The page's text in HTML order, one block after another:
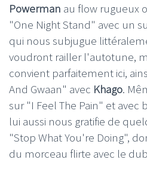
Powerman au flow rugueux
"One Night Stand" avec un
qui nous subjugue
voudront railler l'autotune,
convient parfaitement ici,
And Gwaan" avec Khago.
sur "I Feel The Pain" et avec
lui aussi nous gratifie de
"Stop What You're Doing",
du morceau flirte avec le